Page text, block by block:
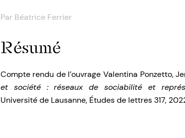
Par Béatrice Ferrier
Résumé
Compte rendu de l’ouvrage Valentina Ponzetto,
et société : réseaux de sociabilité et
Université de Lausanne, Études de lettres 317,